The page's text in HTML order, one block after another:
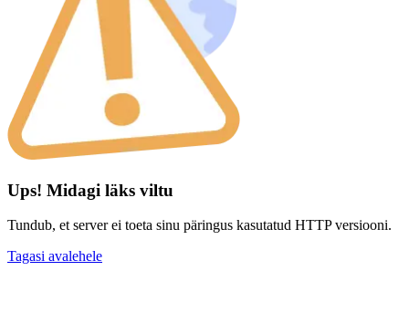
Ups! Midagi läks viltu
Tundub, et server ei toeta sinu päringus kasutatud HTTP versiooni.
Tagasi avalehele